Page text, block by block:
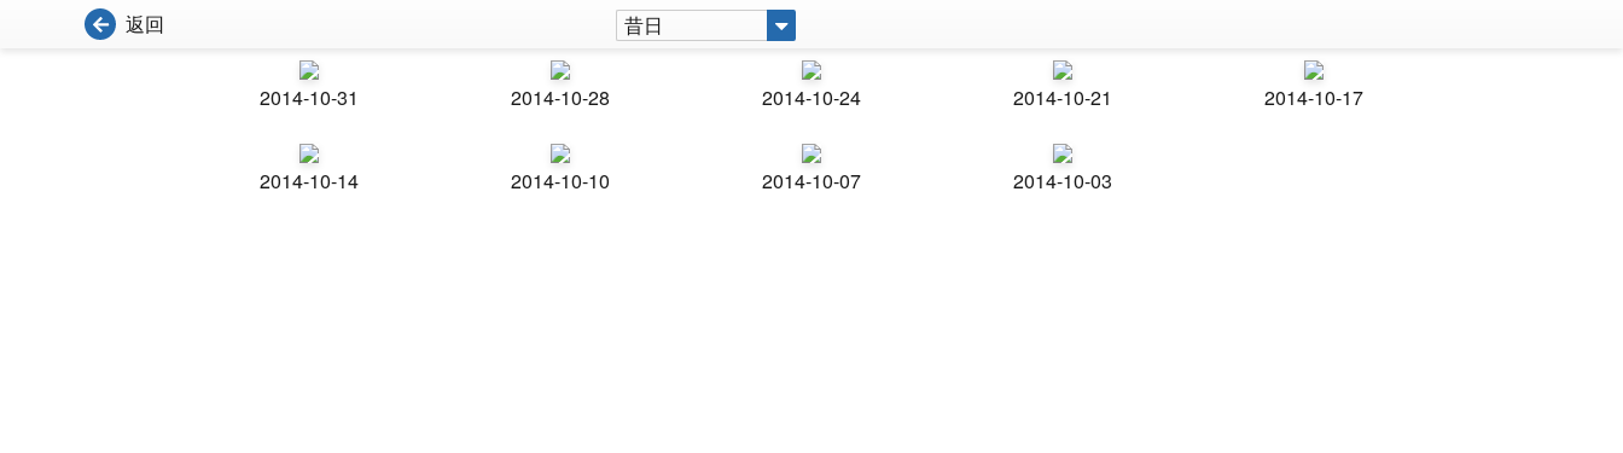
返回 昔日
2014-10-31 2014-10-28 2014-10-24 2014-10-21 2014-10-17
2014-10-14 2014-10-10 2014-10-07 2014-10-03